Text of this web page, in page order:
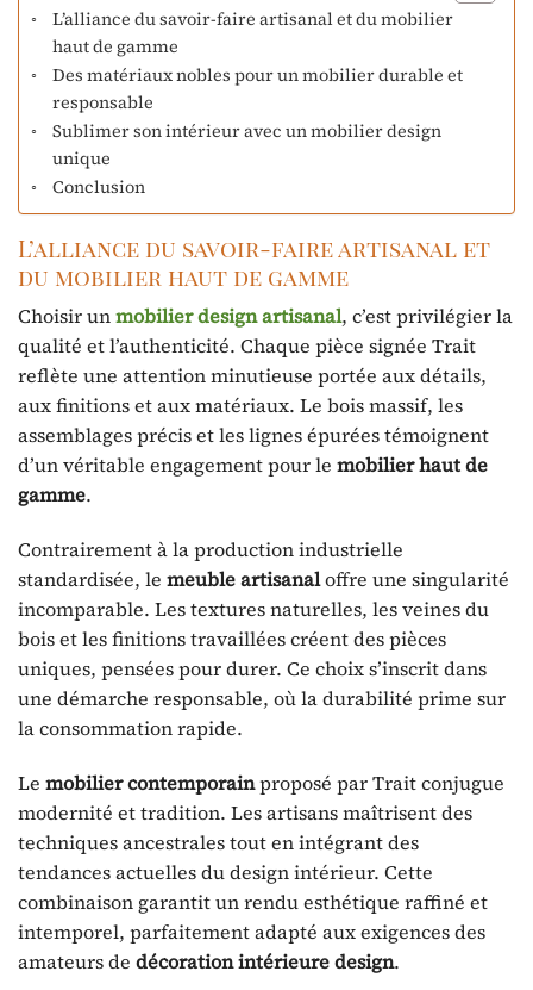
L’alliance du savoir-faire artisanal et du mobilier
haut de gamme
Des matériaux nobles pour un mobilier durable et
responsable
Sublimer son intérieur avec un mobilier design
unique
Conclusion
L’alliance du savoir-faire artisanal et
du mobilier haut de gamme
Choisir unmobilier design artisanal, c’est privilégier la
qualité et l’authenticité. Chaque pièce signée Trait
reflète une attention minutieuse portée aux détails,
aux finitions et aux matériaux. Le bois massif, les
assemblages précis et les lignes épurées témoignent
d’un véritable engagement pour le mobilier haut de
gamme.
Contrairement à la production industrielle
standardisée, le meuble artisanaloffre une singularité
incomparable. Les textures naturelles, les veines du
bois et les finitions travaillées créent des pièces
uniques, pensées pour durer. Ce choix s’inscrit dans
une démarche responsable, où la durabilité prime sur
la consommation rapide.
Le mobilier contemporainproposé par Trait conjugue
modernité et tradition. Les artisans maîtrisent des
techniques ancestrales tout en intégrant des
tendances actuelles du design intérieur. Cette
combinaison garantit un rendu esthétique raffiné et
intemporel, parfaitement adapté aux exigences des
amateurs de décoration intérieure design.